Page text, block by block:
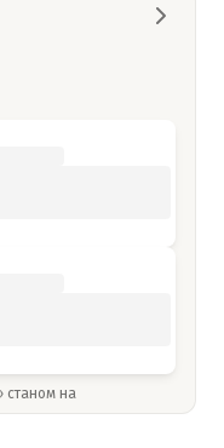
станом на